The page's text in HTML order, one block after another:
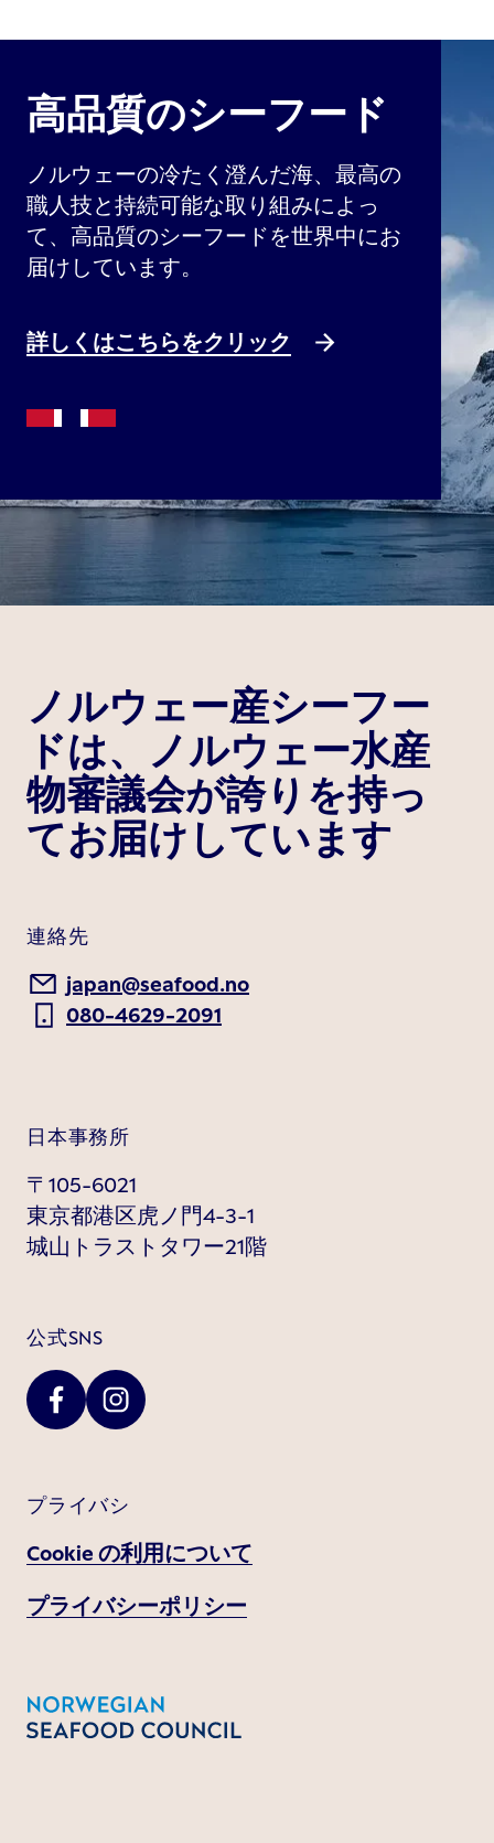
高品質のシーフード
ノルウェーの冷たく澄んだ海、最高の
職人技と持続可能な取り組みによっ
て、高品質のシーフードを世界中にお
届けしています。
詳しくはこちらをクリック
ノルウェー産シーフー
ドは、ノルウェー水産
物審議会が誇りを持っ
てお届けしています
連絡先
japan@seafood.no
080-4629-2091
日本事務所
〒105-6021
東京都港区虎ノ門4-3-1
城山トラストタワー21階
公式SNS
プライバシ
Cookie の利用について
プライバシーポリシー